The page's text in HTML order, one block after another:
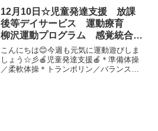
にもチャレンジしました(^^♪＊サーキッ
ト・1本橋渡り・フー...
12月10日☆児童発達支援 放課
後等デイサービス 運動療育
柳沢運動プログラム 感覚統合
自閉症スペクトラム ＡＤＨＤ
ＬＤ 発達障害 三郷市 吉川
市 八潮市
こんにちは😊今週も元気に運動遊びしま
しょう☆彡🍎児童発達支援🍎＊準備体操
／柔軟体操＊トランポリン／バランスボ